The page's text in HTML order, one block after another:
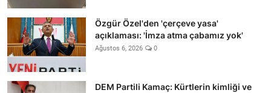
Özgür Özel'den 'çerçeve yasa'
açıklaması: 'İmza atma çabamız yok'
Ağustos 6, 2026 0
DEM Partili Kamaç: Kürtlerin kimliği ve